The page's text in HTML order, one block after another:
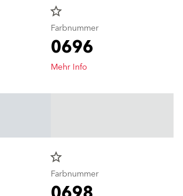
star_border
Farbnummer
0696
Mehr Info
star_border
Farbnummer